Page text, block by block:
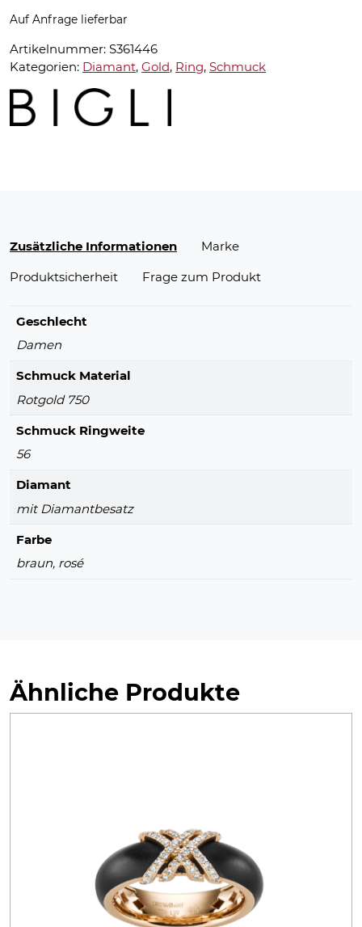
Auf Anfrage lieferbar
Artikelnummer: S361446
Kategorien: Diamant, Gold, Ring, Schmuck
Zusätzliche Informationen
Marke
Produktsicherheit
Frage zum Produkt
Geschlecht
Damen
Schmuck Material
Rotgold 750
Schmuck Ringweite
56
Diamant
mit Diamantbesatz
Farbe
braun, rosé
Ähnliche Produkte